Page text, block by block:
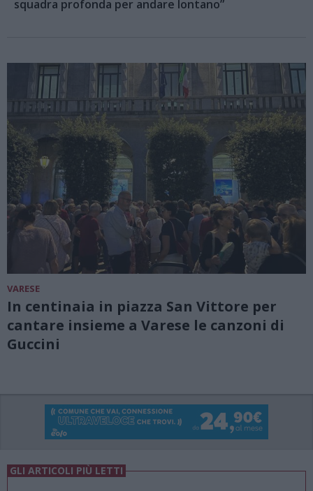
squadra profonda per andare lontano”
VARESE
In centinaia in piazza San Vittore per
cantare insieme a Varese le canzoni di
Guccini
GLI ARTICOLI PIÙ LETTI